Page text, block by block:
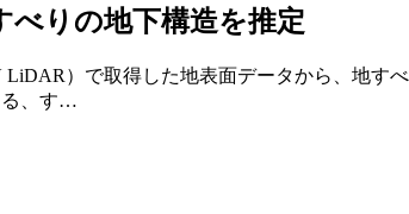
べりの地下構造を推定
）で取得した地表面データから、地す
る、す…